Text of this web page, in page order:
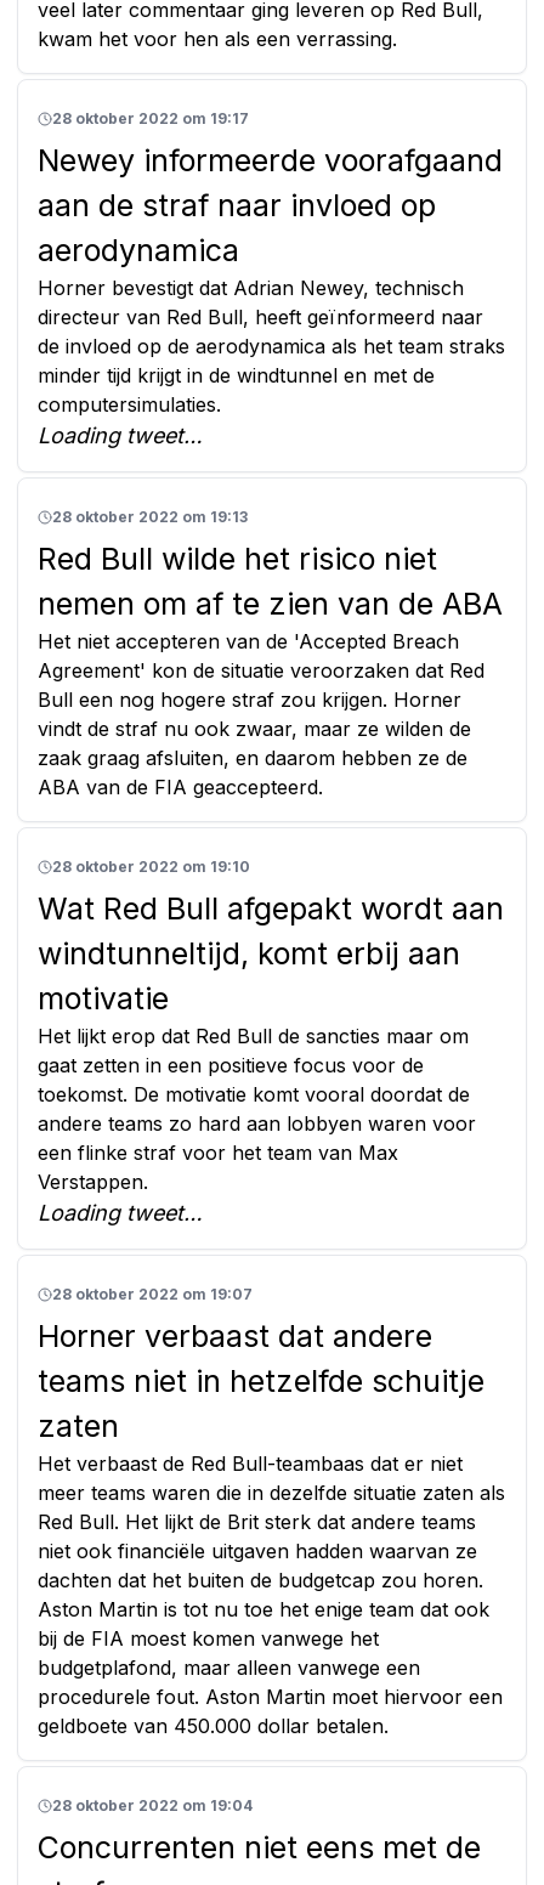
veel later commentaar ging leveren op Red Bull,
kwam het voor hen als een verrassing.
28 oktober 2022 om 19:17
Newey informeerde voorafgaand
aan de straf naar invloed op
aerodynamica
Horner bevestigt dat Adrian Newey, technisch
directeur van Red Bull, heeft geïnformeerd naar
de invloed op de aerodynamica als het team straks
minder tijd krijgt in de windtunnel en met de
computersimulaties.
Loading tweet…
28 oktober 2022 om 19:13
Red Bull wilde het risico niet
nemen om af te zien van de ABA
Het niet accepteren van de 'Accepted Breach
Agreement' kon de situatie veroorzaken dat Red
Bull een nog hogere straf zou krijgen. Horner
vindt de straf nu ook zwaar, maar ze wilden de
zaak graag afsluiten, en daarom hebben ze de
ABA van de FIA geaccepteerd.
28 oktober 2022 om 19:10
Wat Red Bull afgepakt wordt aan
windtunneltijd, komt erbij aan
motivatie
Het lijkt erop dat Red Bull de sancties maar om
gaat zetten in een positieve focus voor de
toekomst. De motivatie komt vooral doordat de
andere teams zo hard aan lobbyen waren voor
een flinke straf voor het team van Max
Verstappen.
Loading tweet…
28 oktober 2022 om 19:07
Horner verbaast dat andere
teams niet in hetzelfde schuitje
zaten
Het verbaast de Red Bull-teambaas dat er niet
meer teams waren die in dezelfde situatie zaten als
Red Bull. Het lijkt de Brit sterk dat andere teams
niet ook financiële uitgaven hadden waarvan ze
dachten dat het buiten de budgetcap zou horen.
Aston Martin is tot nu toe het enige team dat ook
bij de FIA moest komen vanwege het
budgetplafond, maar alleen vanwege een
procedurele fout. Aston Martin moet hiervoor een
geldboete van 450.000 dollar betalen.
28 oktober 2022 om 19:04
Concurrenten niet eens met de